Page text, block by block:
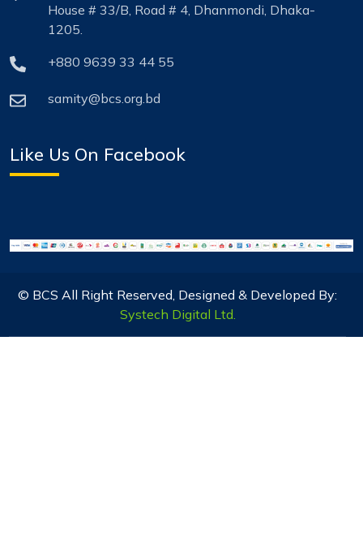
House # 33/B, Road # 4, Dhanmondi, Dhaka-
1205.
+880 9639 33 44 55
samity@bcs.org.bd
Like Us On Facebook
© BCS All Right Reserved, Designed & Developed By:
Systech Digital Ltd.